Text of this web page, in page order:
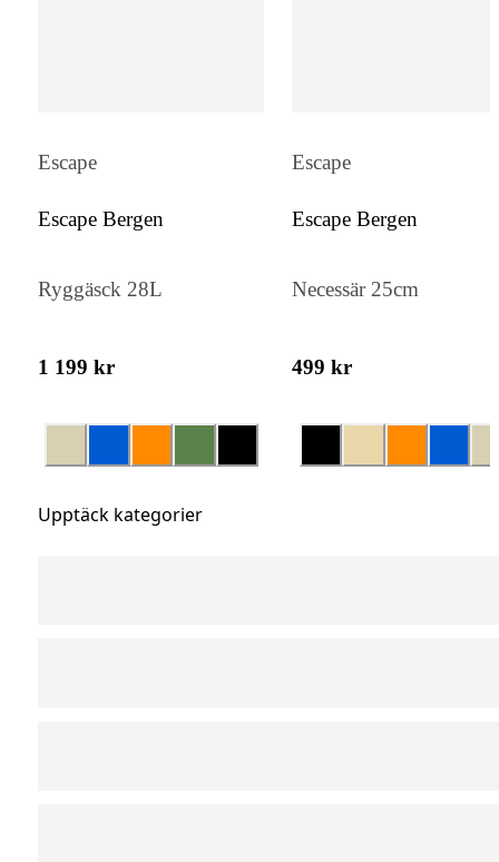
Escape
Escape Bergen
Ryggäsck 28L
1 199 kr
Escape
Escape Bergen
Necessär 25cm
499 kr
Upptäck kategorier